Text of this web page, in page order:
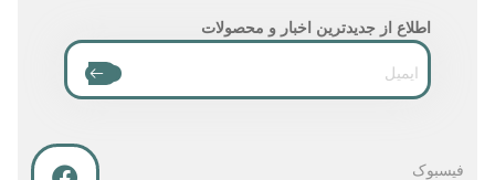
اطلاع از جدیدترین اخبار و محصولات
فیسبوک